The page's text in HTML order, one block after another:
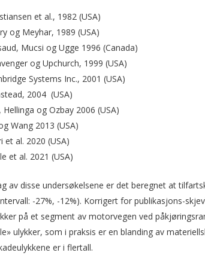
et al., 1982 (USA)
og Meyhar, 1989 (USA)
Mucsi og Ugge 1996 (Canada)
og Upchurch, 1999 (USA)
Systems Inc., 2001 (USA)
2004 (USA)
Hellinga og Ozbay 2006 (USA)
Wang 2013 (USA)
et al. 2020 (USA)
et al. 2021 (USA)
av disse undersøkelsene er det beregnet at
-27%, -12%). Korrigert for publikasjons-
på et segment av motorvegen ved
ulykker, som i praksis er en blanding av
er i flertall.